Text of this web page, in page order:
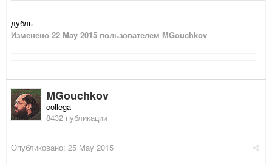
дубль
Изменено 22 May 2015 пользователем MGouchkov
MGouchkov
collega
8432 публикации
Опубликовано: 25 May 2015